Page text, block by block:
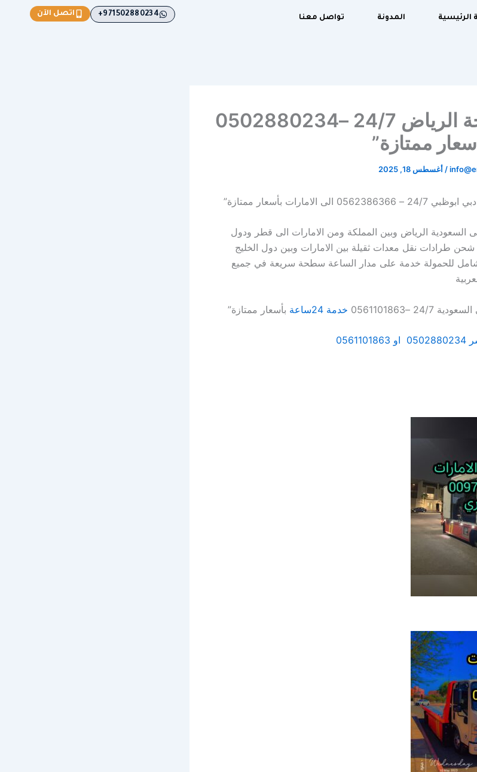
الرئيسية المدونة تواصل معنا اتصل الآن 971502880234+
“ريكفري سطحة الرياض 24/7 –0502880234
ممتازة”
/ أغسطس 18, 2025
7 – 0562386366 الى الامارات بأسعار ممتازة”
السعودية الرياض وبين المملكة ومن الامارات الى قطر ودول
طرادات نقل معدات ثقيلة بين الامارات وبين دول الخليج
شامل للحمولة خدمة على مدار الساعة سطحة سريعة في جميع
24/7 –0561101863 خدمة 24ساعة بأسعار ممتازة”